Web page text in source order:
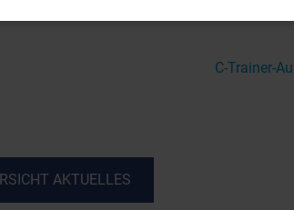
C-Trainer-
AKTUELLES